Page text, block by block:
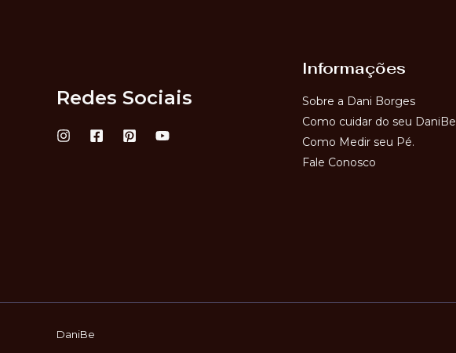
Redes Sociais
Informações
Sobre a Dani Borges
Como cuidar do seu DaniBe
Como Medir seu Pé.
Fale Conosco
DaniBe